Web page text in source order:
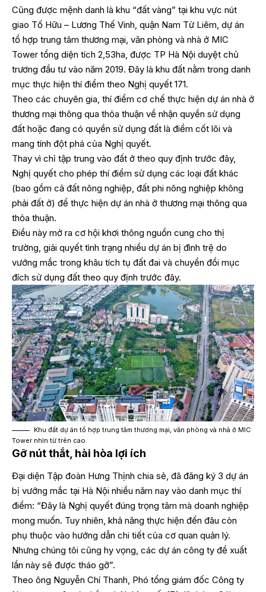
Cũng được mệnh danh là khu “đất vàng” tại khu vực nút
giao Tố Hữu – Lương Thế Vinh, quận Nam Từ Liêm, dự án
tổ hợp trung tâm thương mại, văn phòng và nhà ở MIC
Tower tổng diện tích 2,53ha, được TP Hà Nội duyệt chủ
trương đầu tư vào năm 2019. Đây là khu đất nằm trong danh
mục thực hiện thí điểm theo Nghị quyết 171.
Theo các chuyên gia, thí điểm cơ chế thực hiện dự án nhà ở
thương mại thông qua thỏa thuận về nhận quyền sử dụng
đất hoặc đang có quyền sử dụng đất là điểm cốt lõi và
mang tính đột phá của Nghị quyết.
Thay vì chỉ tập trung vào đất ở theo quy định trước đây,
Nghị quyết cho phép thí điểm sử dụng các loại đất khác
(bao gồm cả đất nông nghiệp, đất phi nông nghiệp không
phải đất ở) để thực hiện dự án nhà ở thương mại thông qua
thỏa thuận.
Điều này mở ra cơ hội khơi thông nguồn cung cho thị
trường, giải quyết tình trạng nhiều dự án bị đình trệ do
vướng mắc trong khâu tích tụ đất đai và chuyển đổi mục
đích sử dụng đất theo quy định trước đây.
Khu đất dự án tổ hợp trung tâm thương mại, văn phòng và nhà ở MIC
Tower nhìn từ trên cao.
Gỡ nút thắt, hài hòa lợi ích
Đại diện Tập đoàn Hưng Thịnh chia sẻ, đã đăng ký 3 dự án
bị vướng mắc tại Hà Nội nhiều năm nay vào danh mục thí
điểm: “Đây là Nghị quyết đúng trọng tâm mà doanh nghiệp
mong muốn. Tuy nhiên, khả năng thực hiện đến đâu còn
phụ thuộc vào hướng dẫn chi tiết của cơ quan quản lý.
Nhưng chúng tôi cũng hy vọng, các dự án công ty đề xuất
lần này sẽ được tháo gỡ”.
Theo ông Nguyễn Chí Thanh, Phó tổng giám đốc Công ty